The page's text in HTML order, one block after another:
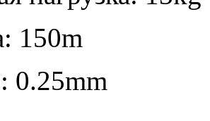
150m
0.25mm